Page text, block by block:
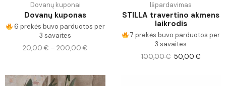
Dovanų kuponai
Dovanų kuponas
6 prekės buvo parduotos per
3 savaites
20,00 € – 200,00 €
Išpardavimas
STILLA travertino akmens
laikrodis
7 prekės buvo parduotos per
3 savaites
100,00€ 50,00€